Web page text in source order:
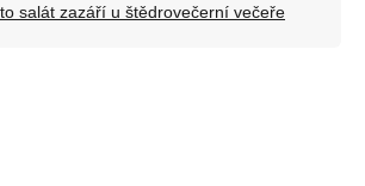
salát zazáří u štědrovečerní večeře